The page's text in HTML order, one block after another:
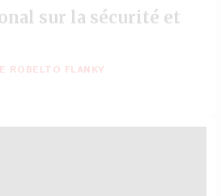
sur la sécurité et
ROBELTO FLANKY